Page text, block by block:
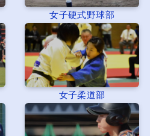
女子硬式野球部
女子柔道部